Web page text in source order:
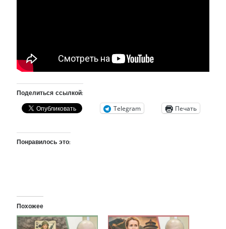
Поделиться ссылкой:
Telegram Печать
Понравилось это:
Похожее